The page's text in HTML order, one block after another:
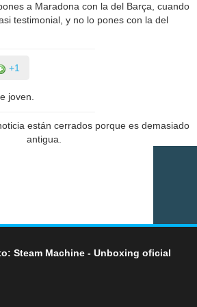
a Maradona con la del Barça, cuando
testimonial, y no lo pones con la del
+1
joven.
están cerrados porque es demasiado
antigua.
Steam Machine - Unboxing oficial